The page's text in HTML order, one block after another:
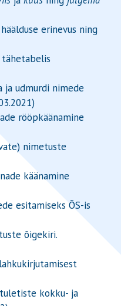
erinevus ning
tähetabelis
ja udmurdi nimede
rööpkäänamine
nimetuste
käänamine
esitamiseks ÕS-is
õigekiri.
kokku- ja